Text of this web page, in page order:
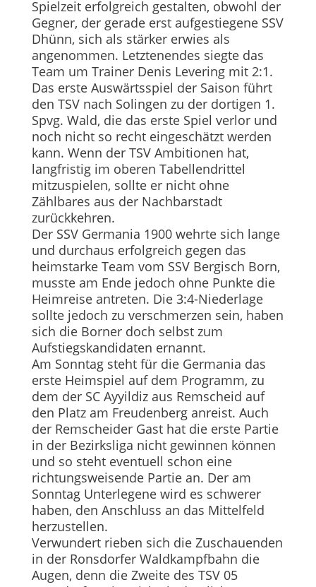
Spielzeit erfolgreich gestalten, obwohl der
Gegner, der gerade erst aufgestiegene SSV
Dhünn, sich als stärker erwies als
angenommen. Letztenendes siegte das
Team um Trainer Denis Levering mit 2:1.
Das erste Auswärtsspiel der Saison führt
den TSV nach Solingen zu der dortigen 1.
Spvg. Wald, die das erste Spiel verlor und
noch nicht so recht eingeschätzt werden
kann. Wenn der TSV Ambitionen hat,
langfristig im oberen Tabellendrittel
mitzuspielen, sollte er nicht ohne
Zählbares aus der Nachbarstadt
zurückkehren.
Der SSV Germania 1900 wehrte sich lange
und durchaus erfolgreich gegen das
heimstarke Team vom SSV Bergisch Born,
musste am Ende jedoch ohne Punkte die
Heimreise antreten. Die 3:4-Niederlage
sollte jedoch zu verschmerzen sein, haben
sich die Borner doch selbst zum
Aufstiegskandidaten ernannt.
Am Sonntag steht für die Germania das
erste Heimspiel auf dem Programm, zu
dem der SC Ayyildiz aus Remscheid auf
den Platz am Freudenberg anreist. Auch
der Remscheider Gast hat die erste Partie
in der Bezirksliga nicht gewinnen können
und so steht eventuell schon eine
richtungsweisende Partie an. Der am
Sonntag Unterlegene wird es schwerer
haben, den Anschluss an das Mittelfeld
herzustellen.
Verwundert rieben sich die Zuschauenden
in der Ronsdorfer Waldkampfbahn die
Augen, denn die Zweite des TSV 05